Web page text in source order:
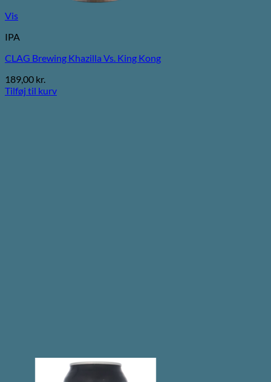
Vis
IPA
CLAG Brewing Khazilla Vs. King Kong
189,00 kr.
Tilføj til kurv